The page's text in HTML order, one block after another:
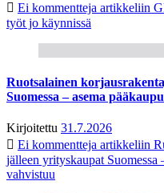
Ei kommentteja artikkeliin
työt jo käynnissä
Ruotsalainen
Suomessa – asema
Kirjoitettu 31.7.2026
Ei kommentteja artikkeliin
jälleen yrityskaupat Suomessa
vahvistuu